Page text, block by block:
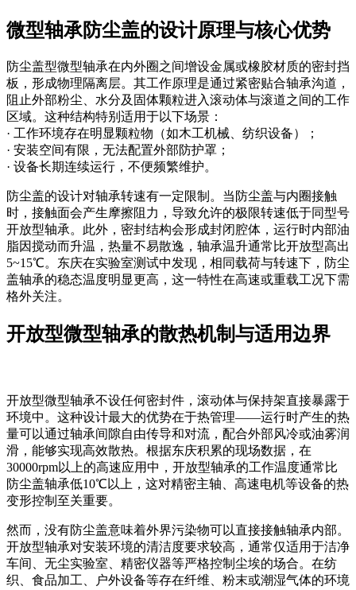
微型轴承防尘盖的设计原理与核心优势
防尘盖型微型轴承在内外圈之间增设金属或橡胶材质的密封挡
板，形成物理隔离层。其工作原理是通过紧密贴合轴承沟道，
阻止外部粉尘、水分及固体颗粒进入滚动体与滚道之间的工作
区域。这种结构特别适用于以下场景：
· 工作环境存在明显颗粒物（如木工机械、纺织设备）；
· 安装空间有限，无法配置外部防护罩；
· 设备长期连续运行，不便频繁维护。
防尘盖的设计对轴承转速有一定限制。当防尘盖与内圈接触
时，接触面会产生摩擦阻力，导致允许的极限转速低于同型号
开放型轴承。此外，密封结构会形成封闭腔体，运行时内部油
脂因搅动而升温，热量不易散逸，轴承温升通常比开放型高出
5~15℃。东庆在实验室测试中发现，相同载荷与转速下，防尘
盖轴承的稳态温度明显更高，这一特性在高速或重载工况下需
格外关注。
开放型微型轴承的散热机制与适用边界
开放型微型轴承不设任何密封件，滚动体与保持架直接暴露于
环境中。这种设计最大的优势在于热管理——运行时产生的热
量可以通过轴承间隙自由传导和对流，配合外部风冷或油雾润
滑，能够实现高效散热。根据东庆积累的现场数据，在
30000rpm以上的高速应用中，开放型轴承的工作温度通常比
防尘盖轴承低10℃以上，这对精密主轴、高速电机等设备的热
变形控制至关重要。
然而，没有防尘盖意味着外界污染物可以直接接触轴承内部。
开放型轴承对安装环境的清洁度要求较高，通常仅适用于洁净
车间、无尘实验室、精密仪器等严格控制尘埃的场合。在纺
织、食品加工、户外设备等存在纤维、粉末或潮湿气体的环境